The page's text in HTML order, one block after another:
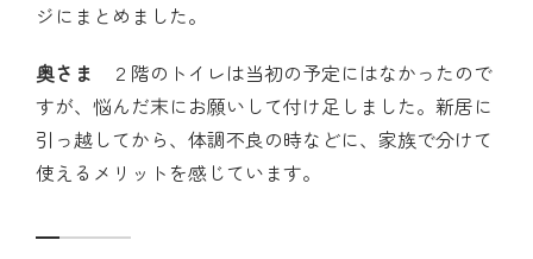
ジにまとめました。
奥さま ２階のトイレは当初の予定にはなかったので
すが、悩んだ末にお願いして付け足しました。新居に
引っ越してから、体調不良の時などに、家族で分けて
使えるメリットを感じています。